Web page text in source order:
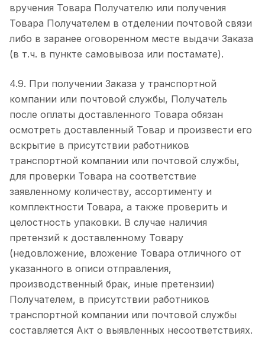
вручения Товара Получателю или получения
Товара Получателем в отделении почтовой связи
либо в заранее оговоренном месте выдачи Заказа
(в т.ч. в пункте самовывоза или постамате).
4.9. При получении Заказа у транспортной
компании или почтовой службы, Получатель
после оплаты доставленного Товара обязан
осмотреть доставленный Товар и произвести его
вскрытие в присутствии работников
транспортной компании или почтовой службы,
для проверки Товара на соответствие
заявленному количеству, ассортименту и
комплектности Товара, а также проверить и
целостность упаковки. В случае наличия
претензий к доставленному Товару
(недовложение, вложение Товара отличного от
указанного в описи отправления,
производственный брак, иные претензии)
Получателем, в присутствии работников
транспортной компании или почтовой службы
составляется Акт о выявленных несоответствиях.